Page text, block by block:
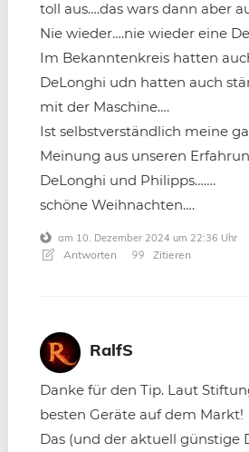
toll aus….das wars dann aber
Nie wieder….nie wieder eine
Im Bekanntenkreis hatten
DeLonghi udn hatten auch
mit der Maschine….
Ist selbstverständlich meine
Meinung aus unseren
DeLonghi und Philipps…….
schöne Weihnachten….
am 10. Dezember 2024 um 22:36 Uhr
Antworten Zitieren
RalfS
Danke für den Tip. Laut
besten Geräte auf dem Markt!
Das (und der aktuell günstige